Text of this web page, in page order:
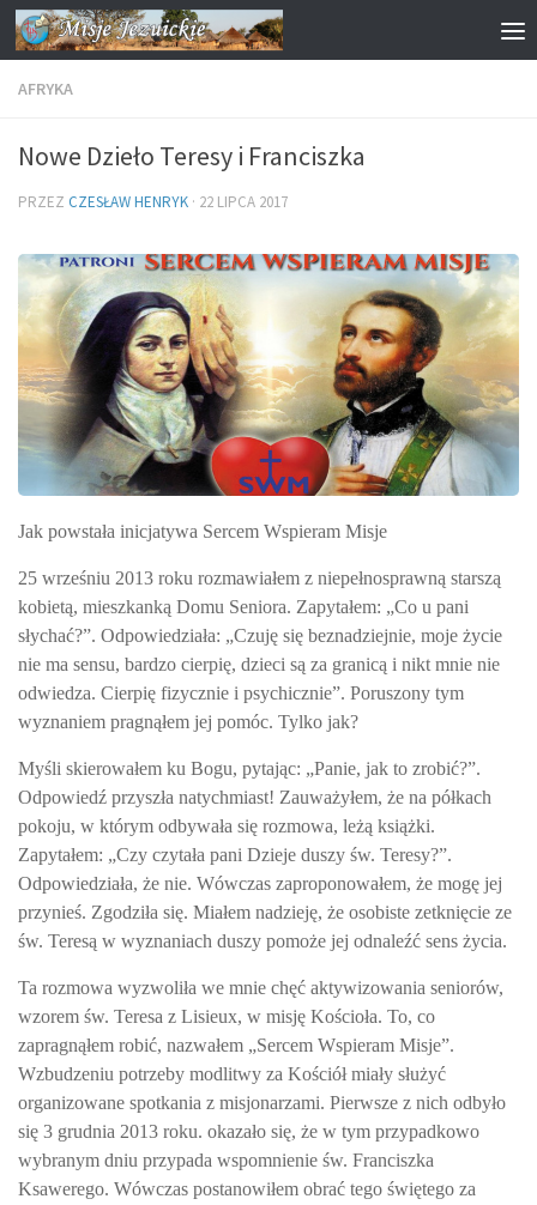
Przejdź do treści
AFRYKA
Nowe Dzieło Teresy i Franciszka
PRZEZ CZESŁAW HENRYK · 22 LIPCA 2017
Jak powstała inicjatywa Sercem Wspieram Misje
25 wrześniu 2013 roku rozmawiałem z niepełnosprawną starszą
kobietą, mieszkanką Domu Seniora. Zapytałem: „Co u pani
słychać?”. Odpowiedziała: „Czuję się beznadziejnie, moje życie
nie ma sensu, bardzo cierpię, dzieci są za granicą i nikt mnie nie
odwiedza. Cierpię fizycznie i psychicznie”. Poruszony tym
wyznaniem pragnąłem jej pomóc. Tylko jak?
Myśli skierowałem ku Bogu, pytając: „Panie, jak to zrobić?”.
Odpowiedź przyszła natychmiast! Zauważyłem, że na półkach
pokoju, w którym odbywała się rozmowa, leżą książki.
Zapytałem: „Czy czytała pani Dzieje duszy św. Teresy?”.
Odpowiedziała, że nie. Wówczas zaproponowałem, że mogę jej
przynieś. Zgodziła się. Miałem nadzieję, że osobiste zetknięcie ze
św. Teresą w wyznaniach duszy pomoże jej odnaleźć sens życia.
Ta rozmowa wyzwoliła we mnie chęć aktywizowania seniorów,
wzorem św. Teresa z Lisieux, w misję Kościoła. To, co
zapragnąłem robić, nazwałem „Sercem Wspieram Misje”.
Wzbudzeniu potrzeby modlitwy za Kościół miały służyć
organizowane spotkania z misjonarzami. Pierwsze z nich odbyło
się 3 grudnia 2013 roku. okazało się, że w tym przypadkowo
wybranym dniu przypada wspomnienie św. Franciszka
Ksawerego. Wówczas postanowiłem obrać tego świętego za